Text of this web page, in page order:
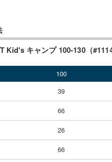
Kid's キャンプ 100-130（
100
39
66
26
66